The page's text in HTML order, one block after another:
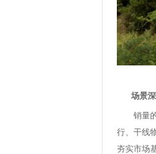
场景
销量
行、干线
夯实市场